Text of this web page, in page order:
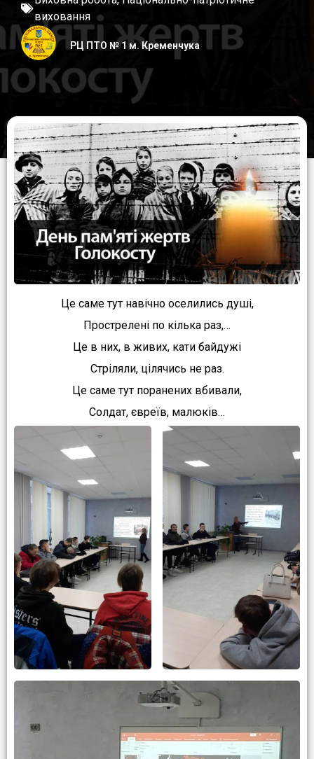
виховання
РЦ ПТО № 1 м. Кременчука
Це саме тут навічно оселились душі,
Прострелені по кілька раз,…
Це в них, в живих, кати байдужі
Стріляли, цілячись не раз.
Це саме тут поранених вбивали,
Солдат, євреїв, малюків…